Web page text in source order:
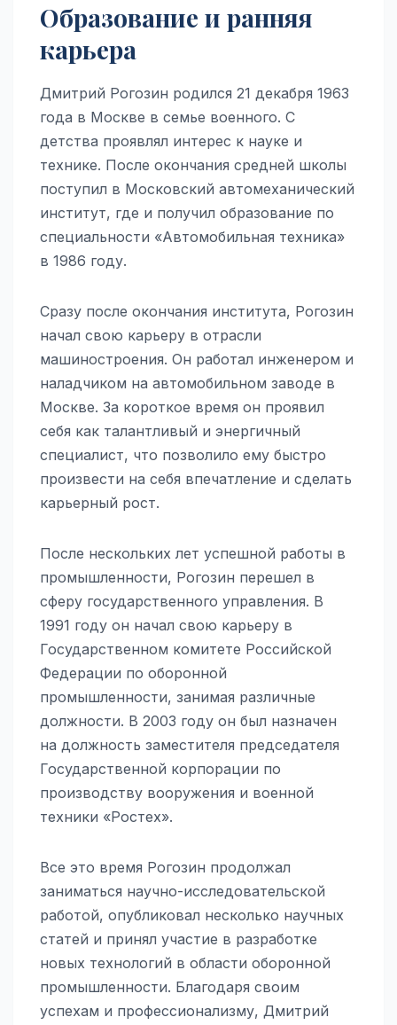
Образование и ранняя
карьера
Дмитрий Рогозин родился 21 декабря 1963
года в Москве в семье военного. С
детства проявлял интерес к науке и
технике. После окончания средней школы
поступил в Московский автомеханический
институт, где и получил образование по
специальности «Автомобильная техника»
в 1986 году.
Сразу после окончания института, Рогозин
начал свою карьеру в отрасли
машиностроения. Он работал инженером и
наладчиком на автомобильном заводе в
Москве. За короткое время он проявил
себя как талантливый и энергичный
специалист, что позволило ему быстро
произвести на себя впечатление и сделать
карьерный рост.
После нескольких лет успешной работы в
промышленности, Рогозин перешел в
сферу государственного управления. В
1991 году он начал свою карьеру в
Государственном комитете Российской
Федерации по оборонной
промышленности, занимая различные
должности. В 2003 году он был назначен
на должность заместителя председателя
Государственной корпорации по
производству вооружения и военной
техники «Ростех».
Все это время Рогозин продолжал
заниматься научно-исследовательской
работой, опубликовал несколько научных
статей и принял участие в разработке
новых технологий в области оборонной
промышленности. Благодаря своим
успехам и профессионализму, Дмитрий